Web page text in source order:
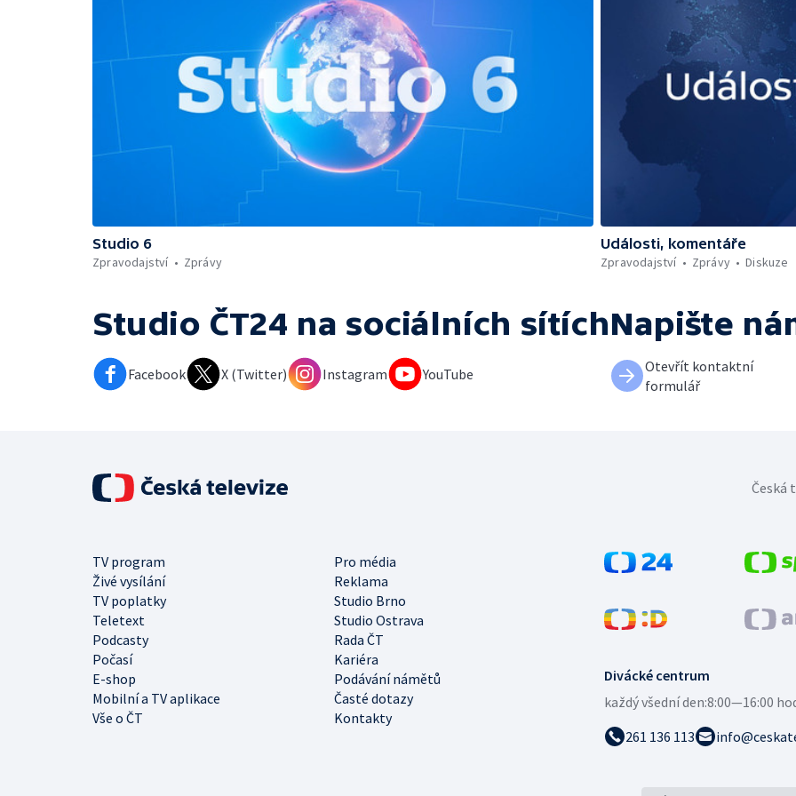
Studio 6
Zpravodajství
Zprávy
Události, komentáře
Zpravodajství
Zprávy Diskuze
Studio ČT24 na sociálních sítích
Facebook X (Twitter) Instagram YouTube
Napište
Otevřít kontaktní
formulář
Divácké centrum
každý všední den:8:00—16:00
261 136 113
TV program
Pro média
Živé vysílání
Reklama
TV poplatky
Studio Brno
Teletext
Studio Ostrava
Podcasty
Rada ČT
Počasí
Kariéra
E-shop
Podávání námětů
Mobilní a TV aplikace
Časté dotazy
Vše o ČT
Kontakty
Česká